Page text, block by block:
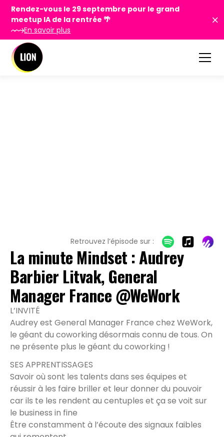
Rendez-vous le 29 septembre pour le grand
meetup IA de la rentrée 🌴
En savoir plus
Retrouvez l’épisode sur :
La minute Mindset : Audrey
Barbier Litvak, General
Manager France @WeWork
L’INVITÉ
Audrey est General Manager France chez WeWork,
le géant du coworking désormais connu de tous. On
ne présente plus le géant du coworking !
SES APPRENTISSAGES
Savoir où sont les talents dans ses équipes et
réussir à les faire briller et leur donner du pouvoir
car ils te les rendent au centuples et ça se voit sur
le business in fine
Être constamment à l’écoute des signaux faibles